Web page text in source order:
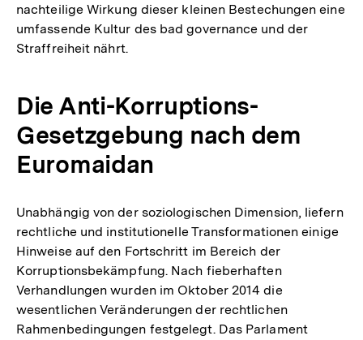
nachteilige Wirkung dieser kleinen Bestechungen eine
umfassende Kultur des bad governance und der
Straffreiheit nährt.
Die Anti-Korruptions-
Gesetzgebung nach dem
Euromaidan
Unabhängig von der soziologischen Dimension, liefern
rechtliche und institutionelle Transformationen einige
Hinweise auf den Fortschritt im Bereich der
Korruptionsbekämpfung. Nach fieberhaften
Verhandlungen wurden im Oktober 2014 die
wesentlichen Veränderungen der rechtlichen
Rahmenbedingungen festgelegt. Das Parlament